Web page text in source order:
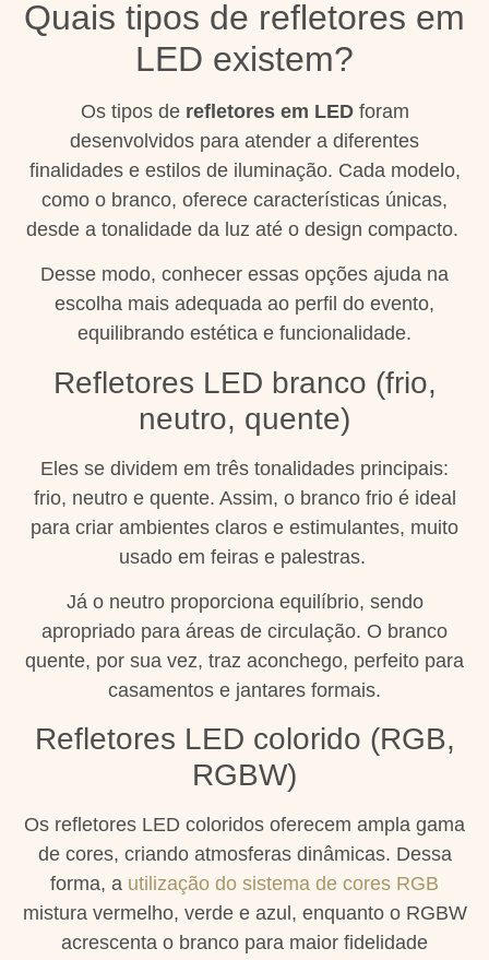
Quais tipos de refletores em
LED existem?
Os tipos de refletores em LEDforam
desenvolvidos para atender a diferentes
finalidades e estilos de iluminação. Cada modelo,
como o branco, oferece características únicas,
desde a tonalidade da luz até o design compacto.
Desse modo, conhecer essas opções ajuda na
escolha mais adequada ao perfil do evento,
equilibrando estética e funcionalidade.
Refletores LED branco (frio,
neutro, quente)
Eles se dividem em três tonalidades principais:
frio, neutro e quente. Assim, o branco frio é ideal
para criar ambientes claros e estimulantes, muito
usado em feiras e palestras.
Já o neutro proporciona equilíbrio, sendo
apropriado para áreas de circulação. O branco
quente, por sua vez, traz aconchego, perfeito para
casamentos e jantares formais.
Refletores LED colorido (RGB,
RGBW)
Os refletores LED coloridos oferecem ampla gama
de cores, criando atmosferas dinâmicas. Dessa
forma, a utilização do sistema de cores RGB
mistura vermelho, verde e azul, enquanto o RGBW
acrescenta o branco para maior fidelidade